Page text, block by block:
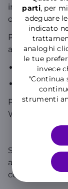
parti, per
adeguare
indicato
analoghi
le tue
invece
"Continua
strumenti
interferenze e
ottica.
Per maggiori
alle altre
Fibra misto
Fibra misto
Puoi vedere la
WINDTRE e
Se cerchi
accedi all’
con WILL!